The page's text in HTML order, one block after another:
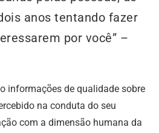
anos tentando fazer
por você” –
informações de qualidade sobre
na conduta do seu
com a dimensão humana da